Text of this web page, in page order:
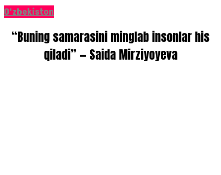
O‘zbekiston
“Buning samarasini minglab insonlar his
qiladi” — Saida Mirziyoyeva